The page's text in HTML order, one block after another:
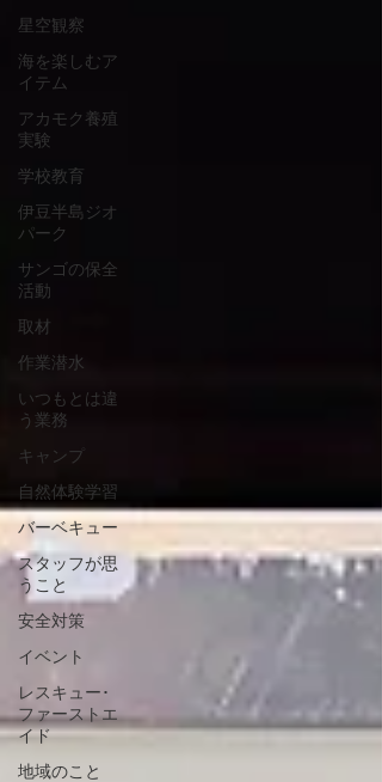
星空観察
海を楽しむア
イテム
アカモク養殖
実験
学校教育
伊豆半島ジオ
パーク
サンゴの保全
活動
取材
作業潜水
いつもとは違
う業務
キャンプ
自然体験学習
バーベキュー
スタッフが思
うこと
安全対策
イベント
レスキュー･
ファーストエ
イド
地域のこと